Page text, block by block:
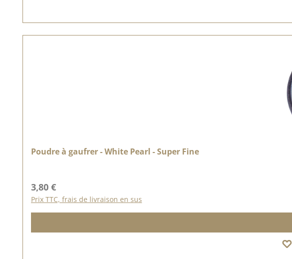
Poudre à gaufrer - White Pearl - Super Fine
Prix régulier :
3,80 €
Prix TTC, frais de livraison en sus